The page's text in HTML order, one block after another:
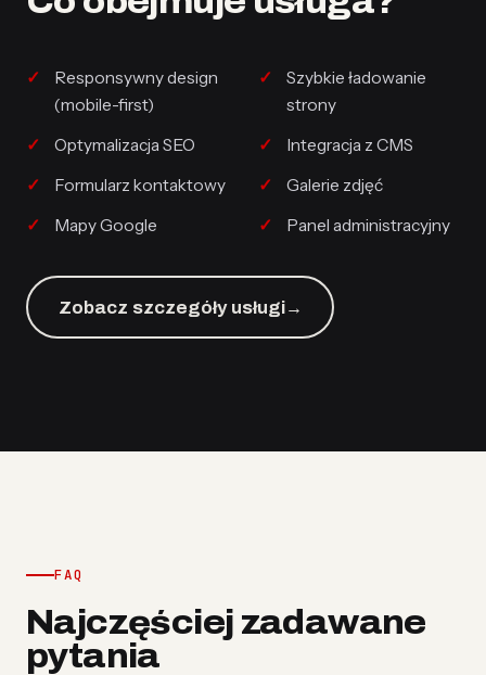
Responsywny design
(mobile-first)
Szybkie ładowanie
strony
Optymalizacja SEO
Integracja z CMS
Formularz kontaktowy
Galerie zdjęć
Mapy Google
Panel administracyjny
Zobacz szczegóły usługi→
FAQ
Najczęściej zadawane
pytania